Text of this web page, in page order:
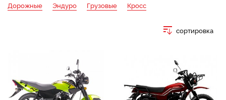
Дорожные Эндуро Грузовые Кросс
сортировка